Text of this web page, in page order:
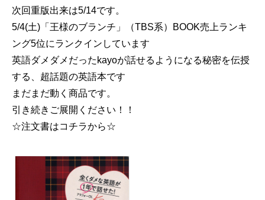
次回重版出来は5/14です。
5/4(土)「王様のブランチ」（TBS系）BOOK売上ランキ
ング5位にランクインしています
英語ダメダメだったkayoが話せるようになる秘密を伝授
する、超話題の英語本です
まだまだ動く商品です。
引き続きご展開ください！！
☆注文書はコチラから☆